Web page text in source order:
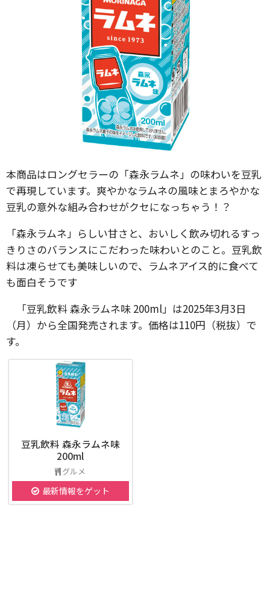
本商品はロングセラーの「森永ラムネ」の味わいを豆乳
で再現しています。爽やかなラムネの風味とまろやかな
豆乳の意外な組み合わせがクセになっちゃう！？
「森永ラムネ」らしい甘さと、おいしく飲み切れるすっ
きりさのバランスにこだわった味わいとのこと。豆乳飲
料は凍らせても美味しいので、ラムネアイス的に食べて
も面白そうです
「豆乳飲料 森永ラムネ味 200ml」は2025年3月3日
（月）から全国発売されます。価格は110円（税抜）で
す。
豆乳飲料 森永ラムネ味
200ml
グルメ
最新情報をゲット